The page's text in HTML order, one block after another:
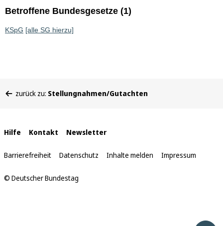
Betroffene Bundesgesetze (1)
KSpG [alle SG hierzu]
befinden
zurück zu: Stellungnahmen/Gutachten
Interne
Links
Hilfe Kontakt Newsletter
Barrierefreiheit Datenschutz Inhalte melden Impressum
© Deutscher Bundestag